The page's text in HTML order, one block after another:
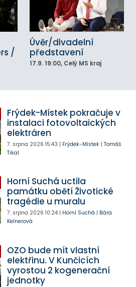
/
Úvěr/divadelní
představení
17.9. 19:00, Celý MS kraj
Frýdek-Místek pokračuje v
instalaci fotovoltaických
elektráren
7. srpna 2026 15:43 | Frýdek-Místek| Tomáš
Tikal
Horní Suchá uctila
památku obětí Životické
tragédie u muralu
7. srpna 2026 10:24| Horní Suchá | Bára
Kelnerová
OZO bude mít vlastní
elektřinu. V Kunčicích
vyrostou 2 kogenerační
jednotky